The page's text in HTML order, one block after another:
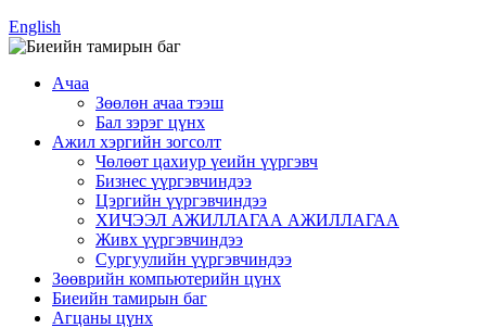
English
Ачаа
Зөөлөн ачаа тээш
Бал зэрэг цүнх
Ажил хэргийн зогсолт
Чөлөөт цахиур үеийн үүргэвч
Бизнес үүргэвчиндээ
Цэргийн үүргэвчиндээ
ХИЧЭЭЛ АЖИЛЛАГАА АЖИЛЛАГАА
Живх үүргэвчиндээ
Сургуулийн үүргэвчиндээ
Зөөврийн компьютерийн цүнх
Биеийн тамирын баг
Агцаны цүнх